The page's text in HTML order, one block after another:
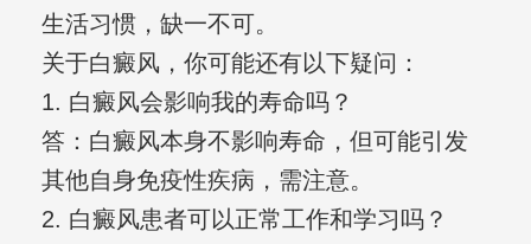
生活习惯，缺一不可。
关于白癜风，你可能还有以下疑问：
1. 白癜风会影响我的寿命吗？
答：白癜风本身不影响寿命，但可能引发
其他自身免疫性疾病，需注意。
2. 白癜风患者可以正常工作和学习吗？